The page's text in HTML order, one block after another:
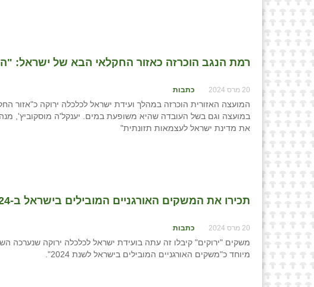
רמת הנגב הוכרזה כאזור החקלאי הבא של ישראל:
20 מרס 2024 כתבות
המועצה האזורית הוכרזה במהלך ועידת ישראל לכלכלה ירוקה
במועצה וגם בשל העובדה שהיא משופעת במים. יענקל'ה מוסקוביץ',
את מדינת ישראל לעצמאות תזונתית"
תכירו את המשקים האורגניים המובילים בישראל ב-2024
20 מרס 2024 כתבות
משקים "ירוקים" קיבלו זה עתה בועידת ישראל לכלכלה ירוקה
מיוחד כ"משקים האורגניים המובילים בישראל לשנת 2024".